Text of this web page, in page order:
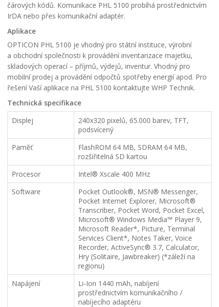
čárových kódů. Komunikace PHL 5100 probíhá prostřednictvím
IrDA nebo přes komunikační adaptér.
Aplikace
OPTICON PHL 5100 je vhodný pro státní instituce, výrobní
a obchodní společnosti k provádění inventarizace majetku,
skladových operací – příjmů, výdejů, inventur. Vhodný pro
mobilní prodej a provádění odpočtů spotřeby energií apod. Pro
řešení Vaší aplikace na PHL 5100 kontaktujte WHP Technik.
Technická specifikace
Displej
240x320 pixelů, 65.000 barev, TFT,
podsvícený
Paměť
FlashROM 64 MB, SDRAM 64 MB,
rozšiřitelná SD kartou
Procesor
Intel® Xscale 400 MHz
Software
Pocket Outlook®, MSN® Messenger,
Pocket Internet Explorer, Microsoft®
Transcriber, Pocket Word, Pocket Excel,
Microsoft® Windows Media™ Player 9,
Microsoft Reader*, Picture, Terminal
Services Client*, Notes Taker, Voice
Recorder, ActiveSync® 3.7, Calculator,
Hry (Solitaire, Jawbreaker) (*záleží na
regionu)
Napájení
Li-Ion 1440 mAh, nabíjení
prostřednictvím komunikačního /
nabíjecího adaptéru